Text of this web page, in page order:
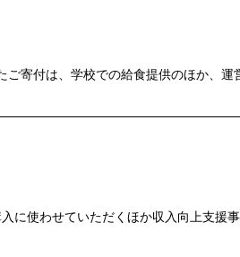
絞り込む
寄付は、学校での給食提供のほか、
に使わせていただくほか収入向上支